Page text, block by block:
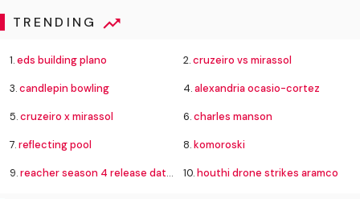
TRENDING
1.eds building plano 2.cruzeiro vs mirassol
3.candlepin bowling 4.alexandria ocasio-cortez
5.cruzeiro x mirassol 6.charles manson
7.reflecting pool 8.komoroski
9.reacher season 4 release dates 10.houthi drone strikes aramco